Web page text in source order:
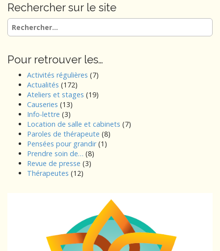
Rechercher sur le site
Rechercher :
Pour retrouver les…
Activités régulières (7)
Actualités (172)
Ateliers et stages (19)
Causeries (13)
Info-lettre (3)
Location de salle et cabinets (7)
Paroles de thérapeute (8)
Pensées pour grandir(1)
Prendre soin de… (8)
Revue de presse (3)
Thérapeutes (12)